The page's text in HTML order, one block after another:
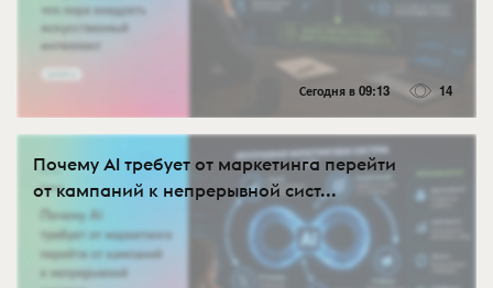
Сегодня в 09:13 14
Почему AI требует от маркетинга перейти
от кампаний к непрерывной сист...